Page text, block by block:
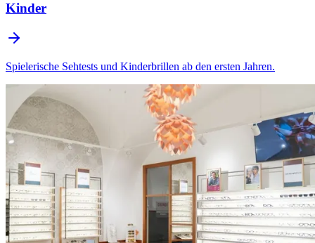
Kinder
Spielerische Sehtests und Kinderbrillen ab den ersten Jahren.